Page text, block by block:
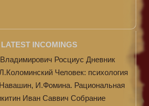
LATEST INCOMINGS
Росциус Дневник
Человек: психология
И.Фомина. Рациональная
Иван Саввич Собрание